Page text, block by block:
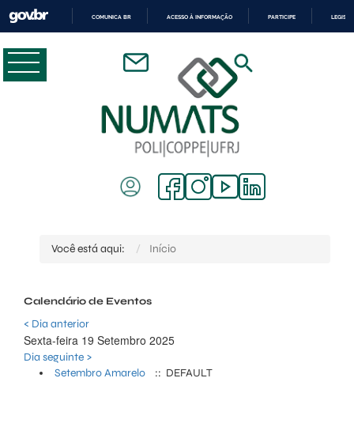
CONTEÚDO
COMUNICA BR ACESSO À INFORMAÇÃO PARTICIPE
Você está aqui: Início
Calendário de Eventos
< Dia anterior
Sexta-feira 19 Setembro 2025
Dia seguinte >
Setembro Amarelo
:: DEFAULT